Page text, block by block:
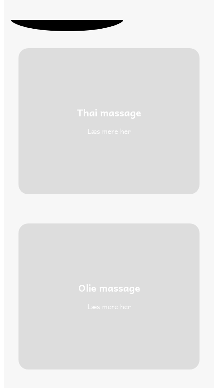
Thai massage
Læs mere her
Olie massage
Læs mere her